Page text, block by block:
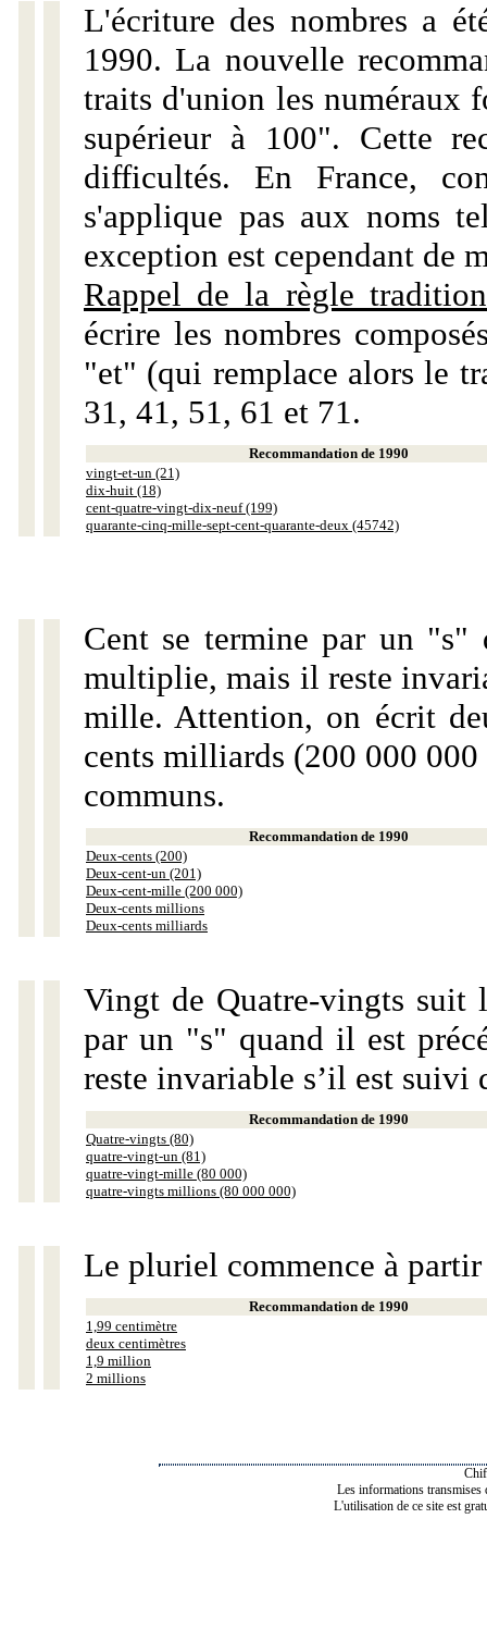
L'écriture des nombres a
1990. La nouvelle
traits d'union les numéraux
supérieur à 100". Cette
difficultés. En France,
s'applique pas aux noms
exception est cependant de
Rappel de la règle
écrire les nombres
"et" (qui remplace alors le
31, 41, 51, 61 et 71.
Recommandation de 1990
vingt-et-un (21)
dix-huit (18)
cent-quatre-vingt-dix-neuf (199)
quarante-cinq-mille-sept-cent-quarante-deux (45742)
Cent se termine par un "s"
multiplie, mais il reste
mille. Attention, on écrit
cents milliards (200 000
communs.
Recommandation de 1990
Deux-cents (200)
Deux-cent-un (201)
Deux-cent-mille (200 000)
Deux-cents millions
Deux-cents milliards
Vingt de Quatre-vingts suit
par un "s" quand il est
reste invariable s’il est suivi
Recommandation de 1990
Quatre-vingts (80)
quatre-vingt-un (81)
quatre-vingt-mille (80 000)
quatre-vingts millions (80 000 000)
Le pluriel commence à
Recommandation de 1990
1,99 centimètre
deux centimètres
1,9 million
2 millions
Les informations transmises
L'utilisation de ce site est